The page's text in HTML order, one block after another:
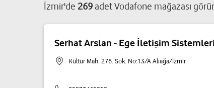
İzmir'de 269adetVodafone mağazası
Serhat Arslan - Ege İletişim Sistemleri
Kültür Mah. 276. Sok. No:13/A Aliağa/İzmir